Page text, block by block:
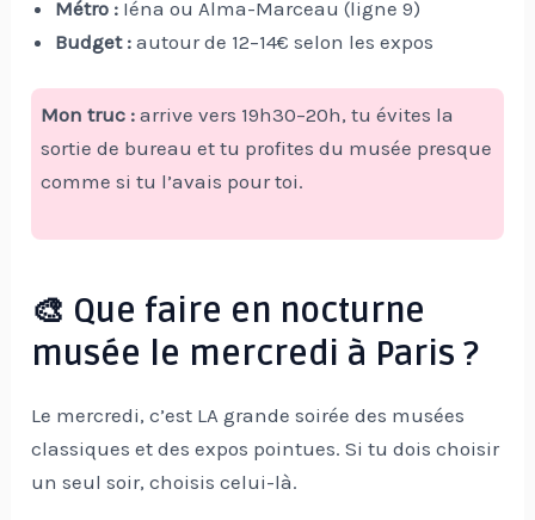
Métro : Iéna ou Alma-Marceau (ligne 9)
Budget : autour de 12–14€ selon les expos
Mon truc : arrive vers 19h30–20h, tu évites la
sortie de bureau et tu profites du musée presque
comme si tu l’avais pour toi.
🎨 Que faire en nocturne
musée le mercredi à Paris ?
Le mercredi, c’est LA grande soirée des musées
classiques et des expos pointues. Si tu dois choisir
un seul soir, choisis celui-là.